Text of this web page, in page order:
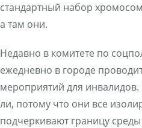
стандартный набор
а там они.
Недавно в комитете по
ежедневно в городе
мероприятий для
ли, потому что они все
подчеркивают границу среды